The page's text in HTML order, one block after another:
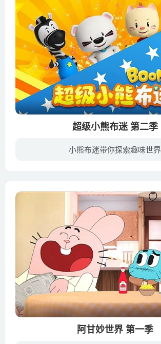
超级小熊布迷 第二季
小熊布迷带你探索趣味世界
阿甘妙世界 第一季